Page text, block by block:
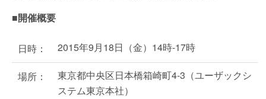
■開催概要
日時： 2015年9月18日（金）14時-17時
場所：
東京都中央区日本橋箱崎町4-3（ユーザックシ
ステム東京本社）